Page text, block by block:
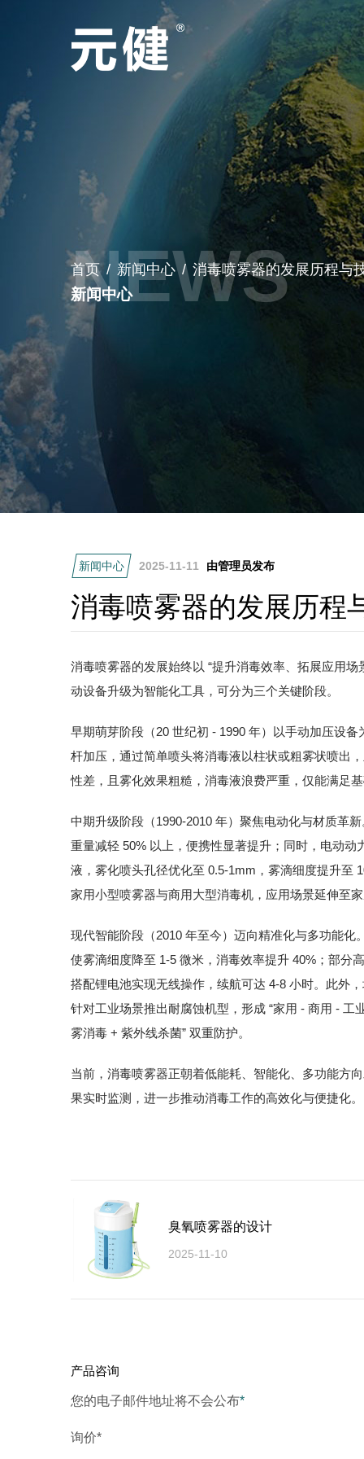
首页/ 新闻中心 / 消毒喷雾器的发展历程与
新闻中心
新闻中心 2025-11-11 由管理员发布
消毒喷雾器的发展历程
消毒喷雾器的发展始终以 “提升消毒效率、拓展应用
动设备升级为智能化工具，可分为三个关键阶段。
早期萌芽阶段（20 世纪初 - 1990 年）以手动加压设
杆加压，通过简单喷头将消毒液以柱状或粗雾状喷出
性差，且雾化效果粗糙，消毒液浪费严重，仅能满足
中期升级阶段（1990-2010 年）聚焦电动化与材质革
重量减轻 50% 以上，便携性显著提升；同时，电动
液，雾化喷头孔径优化至 0.5-1mm，雾滴细度提升至
家用小型喷雾器与商用大型消毒机，应用场景延伸至
现代智能阶段（2010 年至今）迈向精准化与多功能
使雾滴细度降至 1-5 微米，消毒效率提升 40%；部分
搭配锂电池实现无线操作，续航可达 4-8 小时。此外
针对工业场景推出耐腐蚀机型，形成 “家用 - 商用 - 工
雾消毒 + 紫外线杀菌” 双重防护。
当前，消毒喷雾器正朝着低能耗、智能化、多功能方
果实时监测，进一步推动消毒工作的高效化与便捷化。
臭氧喷雾器的设计
2025-11-10
产品咨询
您的电子邮件地址将不会公布*
询价*